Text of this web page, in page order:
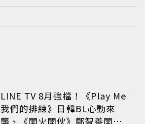
LINE TV 8月強檔！《Play Me
我們的排練》日韓BL心動來
襲、《開火開伙》鄭智善開餐